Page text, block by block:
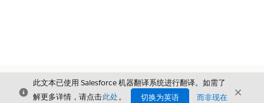
关闭
此文本已使用 Salesforce 机器翻译系统进行翻译。如需了
解更多详情，请点击此处。 切换为英语 而非现在 关闭